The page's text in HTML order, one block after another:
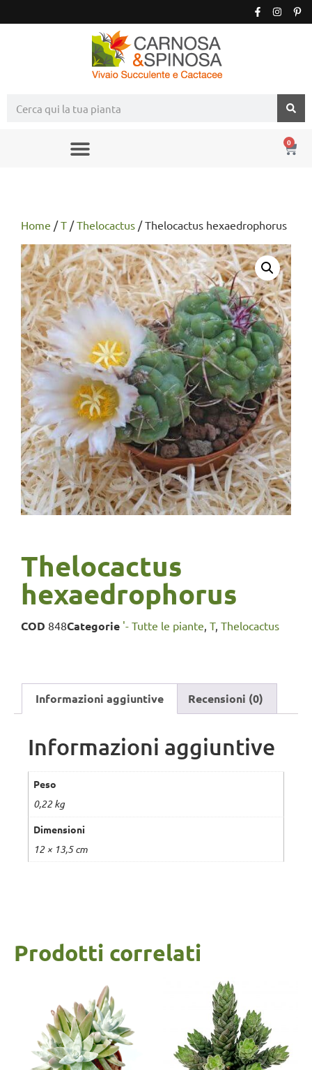
0
Home /T /Thelocactus / Thelocactus hexaedrophorus
Thelocactus
hexaedrophorus
COD 848Categorie '- Tutte le piante, T, Thelocactus
Informazioni aggiuntive Recensioni (0)
Informazioni aggiuntive
Peso
0,22 kg
Dimensioni
12 × 13,5 cm
Prodotti correlati